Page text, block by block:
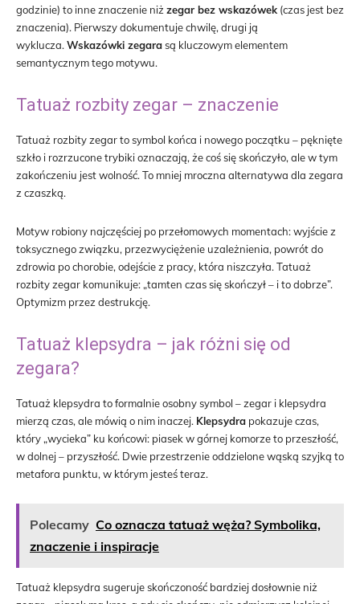
godzinie) to inne znaczenie niżzegar bez wskazówek (czas jest bez
znaczenia). Pierwszy dokumentuje chwilę, drugi ją
wyklucza.Wskazówki zegarasą kluczowym elementem
semantycznym tego motywu.
Tatuaż rozbity zegar – znaczenie
Tatuaż rozbity zegar to symbol końca i nowego początku – pęknięte
szkło i rozrzucone trybiki oznaczają, że coś się skończyło, ale w tym
zakończeniu jest wolność. To mniej mroczna alternatywa dla zegara
z czaszką.
Motyw robiony najczęściej po przełomowych momentach: wyjście z
toksycznego związku, przezwyciężenie uzależnienia, powrót do
zdrowia po chorobie, odejście z pracy, która niszczyła. Tatuaż
rozbity zegar komunikuje: „tamten czas się skończył – i to dobrze”.
Optymizm przez destrukcję.
Tatuaż klepsydra – jak różni się od
zegara?
Tatuaż klepsydra to formalnie osobny symbol – zegar i klepsydra
mierzą czas, ale mówią o nim inaczej. Klepsydra pokazuje czas,
który „wycieka” ku końcowi: piasek w górnej komorze to przeszłość,
w dolnej – przyszłość. Dwie przestrzenie oddzielone wąską szyjką to
metafora punktu, w którym jesteś teraz.
Polecamy Co oznacza tatuaż węża? Symbolika,
znaczenie i inspiracje
Tatuaż klepsydra sugeruje skończoność bardziej dosłownie niż